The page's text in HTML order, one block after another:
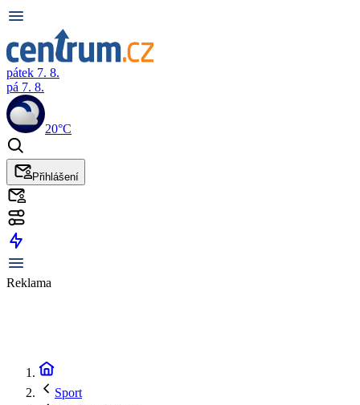
pátek 7. 8.
pá 7. 8.
20°C
Přihlášení
Reklama
Sport